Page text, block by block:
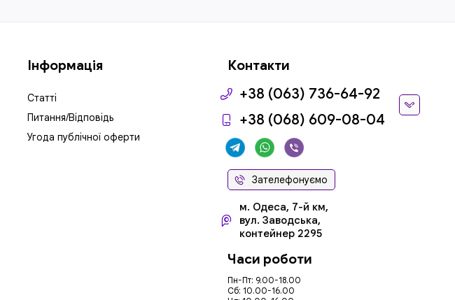
Інформація
Статті
Питання/Відповідь
Угода публічної оферти
Контакти
+38 (063) 736-64-92
+38 (068) 609-08-04
Зателефонуємо
м. Одеса, 7-й км,
вул. Заводська,
контейнер 2295
Часи роботи
Пн-Пт: 9.00-18.00
Сб: 10.00-16.00